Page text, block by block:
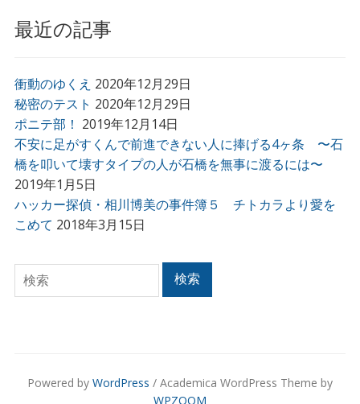
最近の記事
衝動のゆくえ 2020年12月29日
秘密のテスト 2020年12月29日
ポニテ部！ 2019年12月14日
不安に足がすくんで前進できない人に捧げる4ヶ条 〜石
橋を叩いて壊すタイプの人が石橋を無事に渡るには〜
2019年1月5日
ハッカー探偵・相川博美の事件簿５ チトカラより愛を
こめて 2018年3月15日
検索 検索
Powered by WordPress / Academica WordPress Theme by
WPZOOM